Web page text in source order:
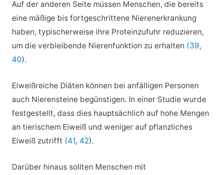
Auf der anderen Seite müssen Menschen, die bereits
eine mäßige bis fortgeschrittene Nierenerkrankung
haben, typischerweise ihre Proteinzufuhr reduzieren,
um die verbleibende Nierenfunktion zu erhalten (39,
40).
Eiweißreiche Diäten können bei anfälligen Personen
auch Nierensteine begünstigen. In einer Studie wurde
festgestellt, dass dies hauptsächlich auf hohe Mengen
an tierischem Eiweiß und weniger auf pflanzliches
Eiweiß zutrifft (41, 42).
Darüber hinaus sollten Menschen mit